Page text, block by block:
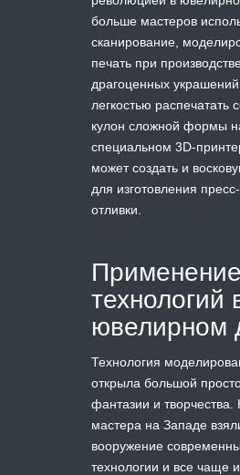
больше мастеров
сканирование,
печать при
драгоценных
легкостью распечатать
кулон сложной формы
специальном 3D-
может создать и
для изготовления
отливки.
технологий
ювелирном
Технология
открыла большой
фантазии и
мастера на Западе
вооружение
технологии и все чаще